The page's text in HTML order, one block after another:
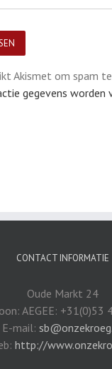
Akismet om spam
gegevens worden
CONTACT INFORMATIE
Oude Markt 24
AEGEE: +31(0)53
E-mail:
http://